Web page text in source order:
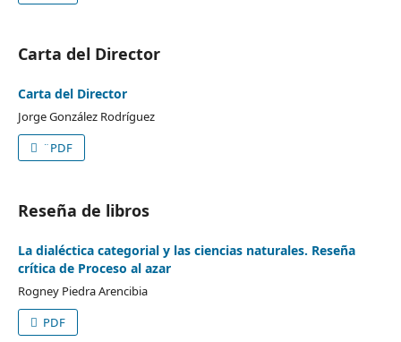
Carta del Director
Carta del Director
Jorge González Rodríguez
¨PDF
Reseña de libros
La dialéctica categorial y las ciencias naturales. Reseña
crítica de Proceso al azar
Rogney Piedra Arencibia
PDF